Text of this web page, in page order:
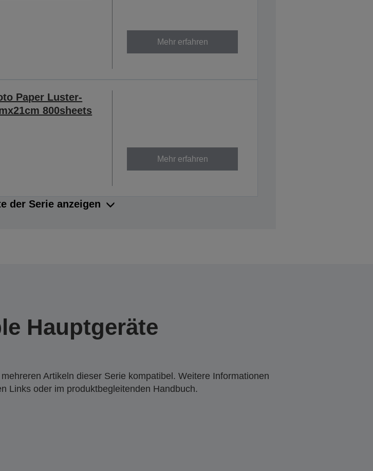
Mehr erfahren
Paper Luster-
800sheets
Mehr erfahren
der Serie anzeigen
Hauptgeräte
Artikeln dieser Serie kompatibel. Weitere Informationen
Links oder im produktbegleitenden Handbuch.